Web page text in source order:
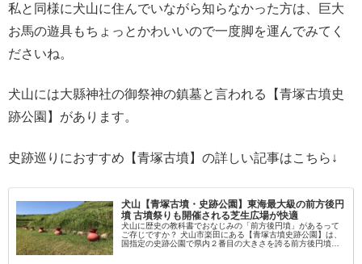
私と同様に犬山に住んでいながら知らなかった方は、巨大
お馬の遊具もちょっとかわいいので一度脚を運んでみてく
ださいね。
犬山には大縣神社の御祭神の鎮墓と言われる【青塚古墳史
跡公園】があります。
史跡巡りにおすすめ【青塚古墳】の詳しい記事はこちら↓
犬山【青塚古墳・史跡公園】東海最大級の前方後円
墳 古墳祭りも開催される芝生広場が快適
犬山に歴史の教科書でおなじみの「前方後円墳」があるって
ご存じですか？ 犬山市楽田にある【青塚古墳史跡公園】は、
国指定の史跡公園で県内２番目の大きさを誇る前方後円墳。